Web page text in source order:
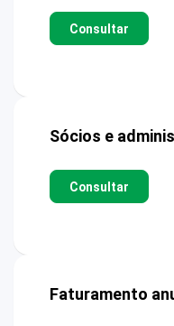
Consultar
Sócios e
Consultar
Faturamento